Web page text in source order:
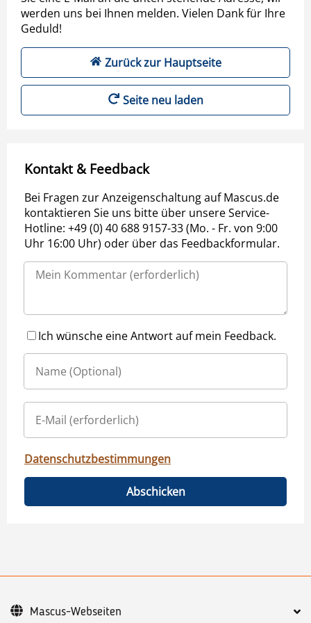
werden uns bei Ihnen melden. Vielen Dank für Ihre
Geduld!
Zurück zur Hauptseite
Seite neu laden
Kontakt & Feedback
Bei Fragen zur Anzeigenschaltung auf Mascus.de
kontaktieren Sie uns bitte über unsere Service-
Hotline: +49 (0) 40 688 9157-33 (Mo. - Fr. von 9:00
Uhr 16:00 Uhr) oder über das Feedbackformular.
Ich wünsche eine Antwort auf mein Feedback.
Datenschutzbestimmungen
Abschicken
Mascus-Webseiten